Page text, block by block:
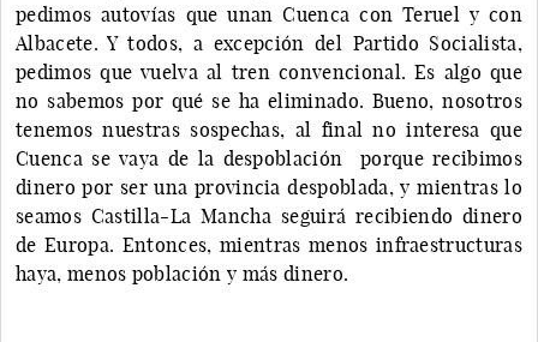
pedimos autovías que unan Cuenca con Teruel y con
Albacete. Y todos, a excepción del Partido Socialista,
pedimos que vuelva al tren convencional. Es algo que
no sabemos por qué se ha eliminado. Bueno, nosotros
tenemos nuestras sospechas, al final no interesa que
Cuenca se vaya de la despoblación porque recibimos
dinero por ser una provincia despoblada, y mientras lo
seamos Castilla-La Mancha seguirá recibiendo dinero
de Europa. Entonces, mientras menos infraestructuras
haya, menos población y más dinero.